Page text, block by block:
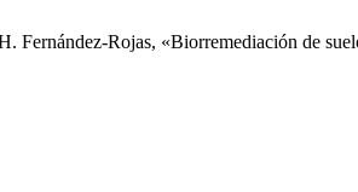
Rojas, «Biorremediación de